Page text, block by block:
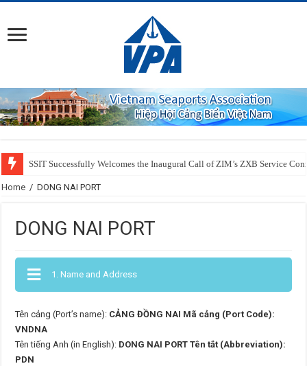
SSIT Successfully Welcomes the Inaugural Call of ZIM’s ZXB Service
Home / DONG NAI PORT
DONG NAI PORT
1. Name and Address
Tên cảng (Port’s name): CẢNG ĐỒNG NAI Mã cảng (Port Code):
VNDNA
Tên tiếng Anh (in English): DONG NAI PORT Tên tắt (Abbreviation):
PDN